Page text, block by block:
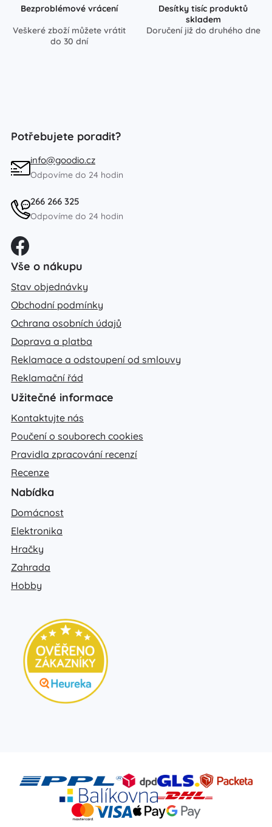
Bezproblémové vrácení
Veškeré zboží můžete vrátit
do 30 dní
Desítky tisíc produktů
skladem
Doručení již do druhého dne
Potřebujete poradit?
info@goodio.cz
Odpovíme do 24 hodin
266 266 325
Odpovíme do 24 hodin
Vše o nákupu
Stav objednávky
Obchodní podmínky
Ochrana osobních údajů
Doprava a platba
Reklamace a odstoupení od smlouvy
Reklamační řád
Užitečné informace
Kontaktujte nás
Poučení o souborech cookies
Pravidla zpracování recenzí
Recenze
Nabídka
Domácnost
Elektronika
Hračky
Zahrada
Hobby